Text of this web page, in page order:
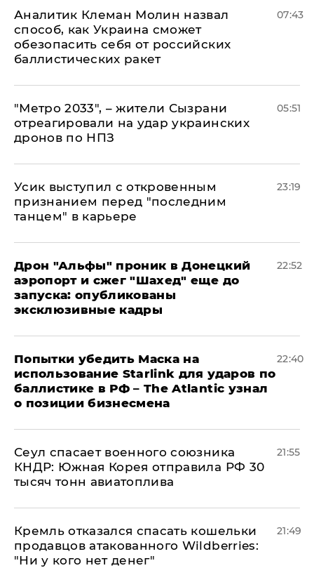
Аналитик Клеман Молин назвал
способ, как Украина сможет
обезопасить себя от российских
баллистических ракет
07:43
"Метро 2033", – жители Сызрани
отреагировали на удар украинских
дронов по НПЗ
05:51
Усик выступил с откровенным
признанием перед "последним
танцем" в карьере
23:19
Дрон "Альфы" проник в Донецкий
аэропорт и сжег "Шахед" еще до
запуска: опубликованы
эксклюзивные кадры
22:52
Попытки убедить Маска на
использование Starlink для ударов по
баллистике в РФ – The Atlantic узнал
о позиции бизнесмена
22:40
​Сеул спасает военного союзника
КНДР: Южная Корея отправила РФ 30
тысяч тонн авиатоплива
21:55
Кремль отказался спасать кошельки
продавцов атакованного Wildberries:
"Ни у кого нет денег"
21:49